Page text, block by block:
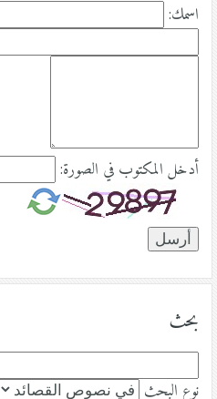
اسمك:
أدخل المكتوب في الصورة:
بحث
نوع البحث